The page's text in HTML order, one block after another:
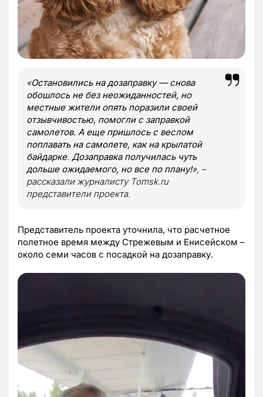
«Остановились на дозаправку — снова
обошлось не без неожиданностей, но
местные жители опять поразили своей
отзывчивостью, помогли с заправкой
самолетов. А еще пришлось с веслом
поплавать на самолете, как на крылатой
байдарке. Дозаправка получилась чуть
дольше ожидаемого, но все по плану!», –
рассказали журналисту Tomsk.ru
представители проекта.
Представитель проекта уточнила, что расчетное
полетное время между Стрежевым и Енисейском –
около семи часов с посадкой на дозаправку.